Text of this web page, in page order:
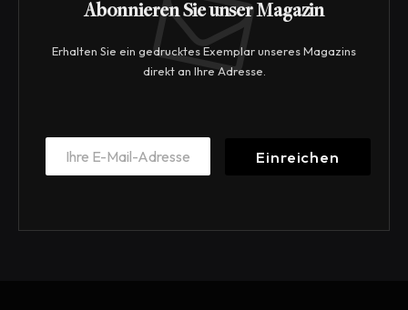
Abonnieren Sie unser Magazin
Erhalten Sie ein gedrucktes Exemplar unseres Magazins
direkt an Ihre Adresse.
E
E
a
*
Einreichen